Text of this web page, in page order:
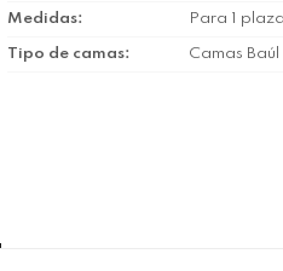
Medidas Para 1 plaza
Tipo de camas Camas Baúl